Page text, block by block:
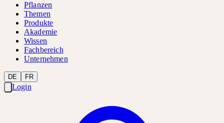
Pflanzen
Themen
Produkte
Akademie
Wissen
Fachbereich
Unternehmen
DE FR
Login